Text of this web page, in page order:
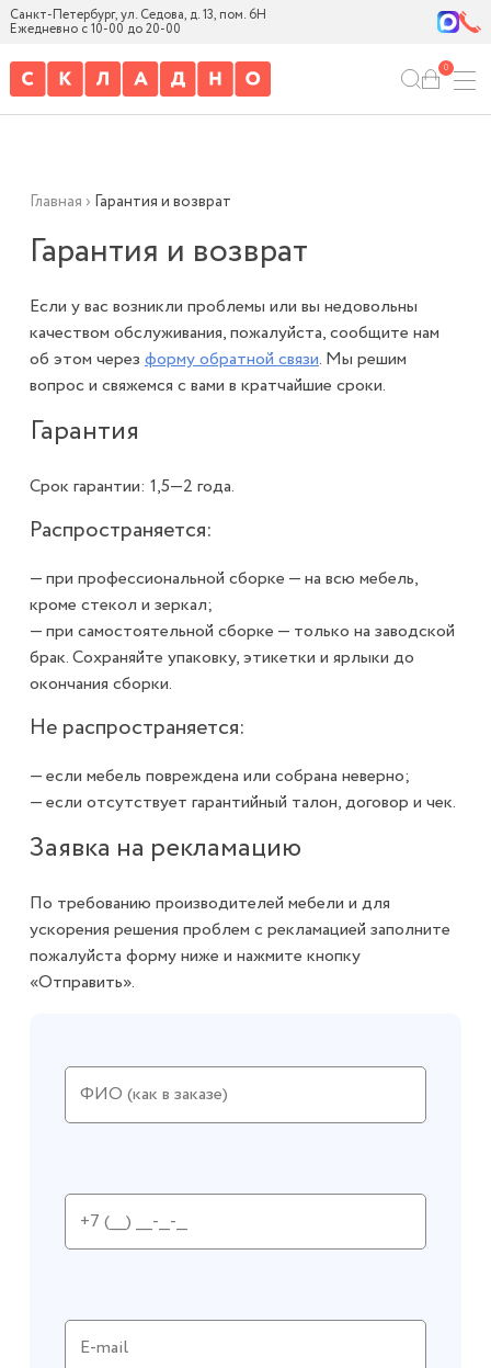
Санкт-Петербург, ул. Седова, д. 13, пом. 6Н
Ежедневно с 10-00 до 20-00
0
Главная › Гарантия и возврат
Гарантия и возврат
Если у вас возникли проблемы или вы недовольны
качеством обслуживания, пожалуйста, сообщите нам
об этом черезформу обратной связи. Мы решим
вопрос и свяжемся с вами в кратчайшие сроки.
Гарантия
Срок гарантии: 1,5—2 года.
Распространяется:
— при профессиональной сборке — на всю мебель,
кроме стекол и зеркал;
— при самостоятельной сборке — только на заводской
брак. Сохраняйте упаковку, этикетки и ярлыки до
окончания сборки.
Не распространяется:
— если мебель повреждена или собрана неверно;
— если отсутствует гарантийный талон, договор и чек.
Заявка на рекламацию
По требованию производителей мебели и для
ускорения решения проблем с рекламацией заполните
пожалуйста форму ниже и нажмите кнопку
«Отправить».